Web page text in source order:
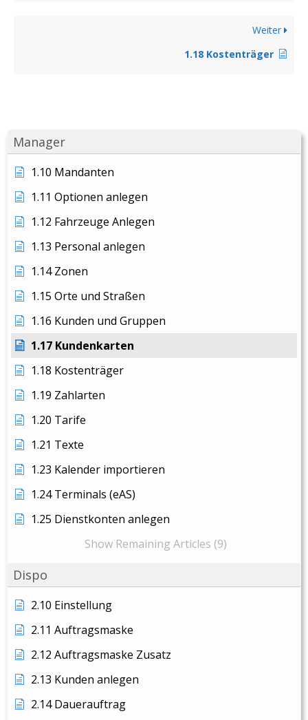
Manager
1.10 Mandanten
1.11 Optionen anlegen
1.12 Fahrzeuge Anlegen
1.13 Personal anlegen
1.14 Zonen
1.15 Orte und Straßen
1.16 Kunden und Gruppen
1.17 Kundenkarten
1.18 Kostenträger
1.19 Zahlarten
1.20 Tarife
1.21 Texte
1.23 Kalender importieren
1.24 Terminals (eAS)
1.25 Dienstkonten anlegen
Show Remaining Articles (9)
Dispo
2.10 Einstellung
2.11 Auftragsmaske
2.12 Auftragsmaske Zusatz
2.13 Kunden anlegen
2.14 Dauerauftrag
Weiter
1.18 Kostenträger